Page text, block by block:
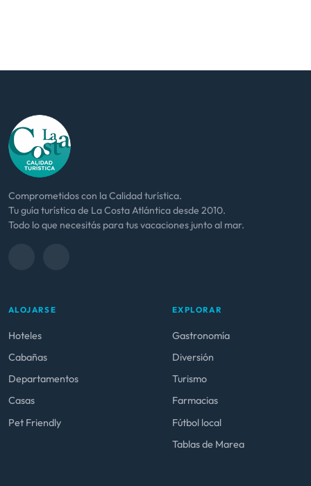
Comprometidos con la Calidad turística.
Tu guía turística de La Costa Atlántica desde 2010.
Todo lo que necesitás para tus vacaciones junto al mar.
ALOJARSE
Hoteles
Cabañas
Departamentos
Casas
Pet Friendly
EXPLORAR
Gastronomía
Diversión
Turismo
Farmacias
Fútbol local
Tablas de Marea